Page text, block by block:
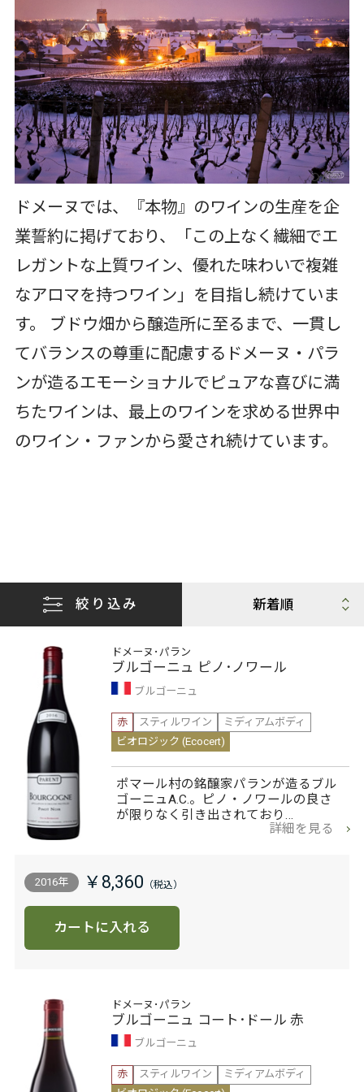
ドメーヌでは、『本物』のワインの生産を企
業誓約に掲げており、「この上なく繊細でエ
レガントな上質ワイン、優れた味わいで複雑
なアロマを持つワイン」を目指し続けていま
す。 ブドウ畑から醸造所に至るまで、一貫し
てバランスの尊重に配慮するドメーヌ・パラ
ンが造るエモーショナルでピュアな喜びに満
ちたワインは、最上のワインを求める世界中
のワイン・ファンから愛され続けています。
絞り込み
ドメーヌ･パラン
ブルゴーニュ ピノ･ノワール
ブルゴーニュ
赤
スティルワイン
ミディアムボディ
ビオロジック (Ecocert)
ポマール村の銘醸家パランが造るブル
ゴーニュA.C.。ピノ・ノワールの良さ
が限りなく引き出されており…
詳細を見る
2016年 ￥8,360
カートに入れる
ドメーヌ･パラン
ブルゴーニュ コート･ドール 赤
ブルゴーニュ
赤
スティルワイン
ミディアムボディ